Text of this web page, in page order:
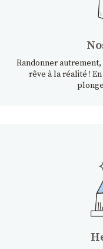
Randonner
rêve à la réalité !